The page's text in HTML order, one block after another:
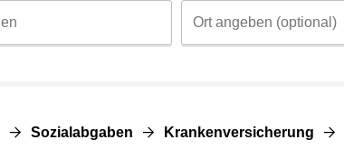
Sozialabgaben Krankenversicherung